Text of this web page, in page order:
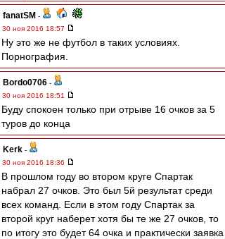
fanatSM -
30 ноя 2016 18:57
Ну это же не футбол в таких условиях.
Порнография.
Bordo0706 -
30 ноя 2016 18:51
Буду спокоен только при отрыве 16 очков за 5
туров до конца
Kerk -
30 ноя 2016 18:36
В прошлом году во втором круге Спартак
набрал 27 очков. Это был 5й результат среди
всех команд. Если в этом году Спартак за
второй круг наберет хотя бы те же 27 очков, то
по итогу это будет 64 очка и практически заявка